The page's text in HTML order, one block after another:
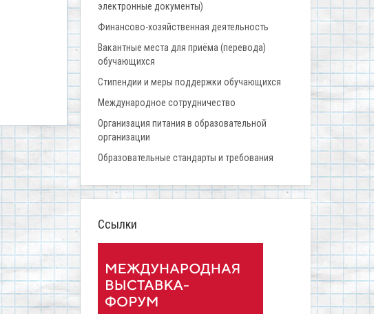
электронные документы)
Финансово-хозяйственная деятельность
Вакантные места для приёма (перевода)
обучающихся
Стипендии и меры поддержки обучающихся
Международное сотрудничество
Организация питания в образовательной
организации
Образовательные стандарты и требования
Ссылки